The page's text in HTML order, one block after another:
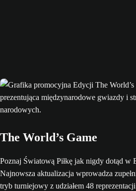
The World’s Game
Poznaj Światową Piłkę jak nigdy dotąd
Najnowsza aktualizacja wprowadza
tryb turniejowy z udziałem 48